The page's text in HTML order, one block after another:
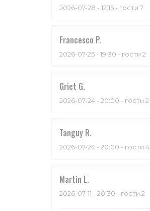
2026-07-28 - 12:15 - гости 7
Francesco P
2026-07-25 - 19:30 - гости 2
Griet G
2026-07-24 - 20:00 - гости 2
Tanguy R
2026-07-24 - 20:00 - гости 4
Martin L
2026-07-11 - 20:30 - гости 2